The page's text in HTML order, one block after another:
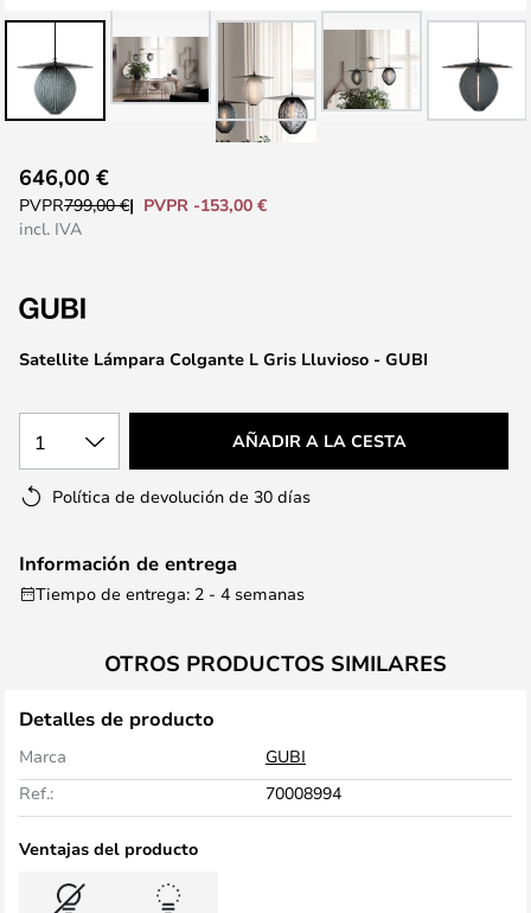
comienzo
galería
imágenes
Satellite Lámpara Colgante L Gris Lluvioso - GUBI
646,00 €
PVPR799,00 €
PVPR -153,00 €
incl. IVA
1 AÑADIR A LA CESTA
Política de devolución de 30 días
Información de entrega
Tiempo de entrega: 2 - 4 semanas
OTROS PRODUCTOS SIMILARES
Detalles de producto
Marca
GUBI
Ref.:
70008994
Ventajas del producto